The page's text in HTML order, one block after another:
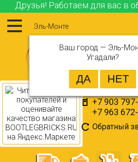
Друзья! Работаем для вас в
Эль-Монте
Ваш город — Эль-
Угадали?
+7 903
+7 963
Обратный